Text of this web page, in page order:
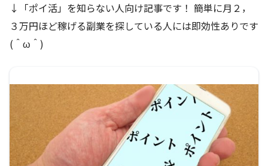
↓「ポイ活」を知らない人向け記事です！ 簡単に月２，
３万円ほど稼げる副業を探している人には即効性ありです
(＾ω＾)